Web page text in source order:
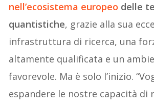
nell’ecosistema europeo delle
quantistiche, grazie alla sua
infrastruttura di ricerca, una
altamente qualificata e un
favorevole. Ma è solo l’inizio.
espandere le nostre capacità di